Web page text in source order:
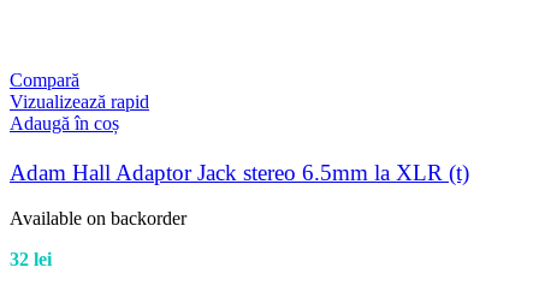
Compară
Vizualizează rapid
Adaugă în coș
Adam Hall Adaptor Jack stereo 6.5mm la XLR (t)
Available on backorder
32 lei